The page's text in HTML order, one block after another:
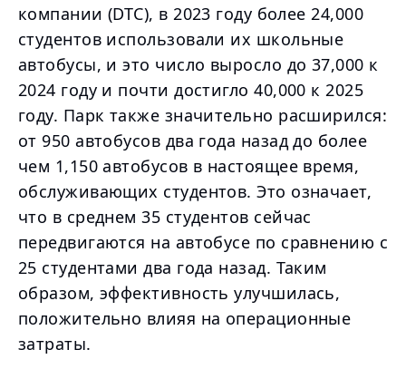
компании (DTC), в 2023 году более 24,000
студентов использовали их школьные
автобусы, и это число выросло до 37,000 к
2024 году и почти достигло 40,000 к 2025
году. Парк также значительно расширился:
от 950 автобусов два года назад до более
чем 1,150 автобусов в настоящее время,
обслуживающих студентов. Это означает,
что в среднем 35 студентов сейчас
передвигаются на автобусе по сравнению с
25 студентами два года назад. Таким
образом, эффективность улучшилась,
положительно влияя на операционные
затраты.